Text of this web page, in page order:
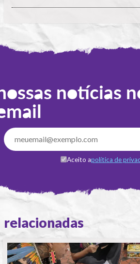
notícias
Aceito apolítica de
relacionadas